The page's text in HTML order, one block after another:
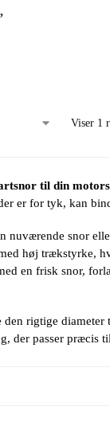
Viser 1
til din
er for tyk, kan
nuværende snor
høj trækstyrke,
en frisk snor,
rigtige
der passer præcis